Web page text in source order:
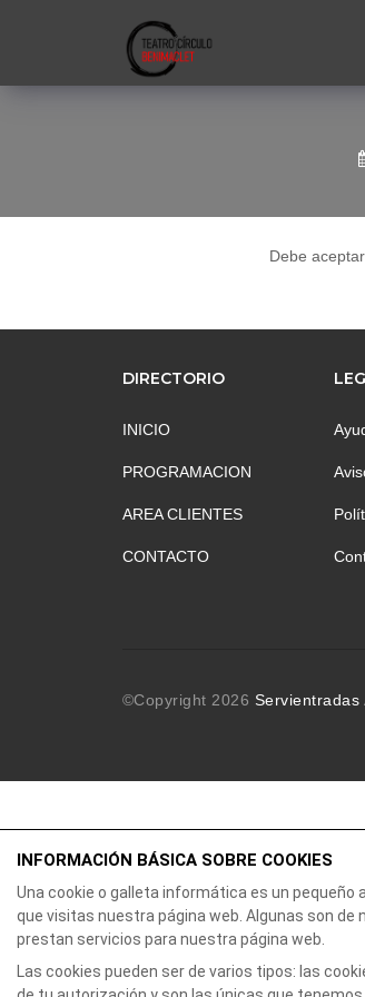
Debe
DIRECTORIO
INICIO
PROGRAMACION
AREA CLIENTES
CONTACTO
©Copyright 2026 Servientradas
INFORMACIÓN BÁSICA SOBRE COOKIES
Una cookie o galleta informática es un pequeño
que visitas nuestra página web. Algunas son de
prestan servicios para nuestra página web.
Las cookies pueden ser de varios tipos: las